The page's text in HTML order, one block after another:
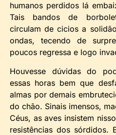
humanos perdidos lá
Tais bandos de
circulam de cicios a
ondas, tecendo de
poucos regressa e logo
Houvesse dúvidas do
essas horas bem que
almas por demais
do chão. Sinais imensos,
Céus, as aves insistem
resistências dos sórdidos.